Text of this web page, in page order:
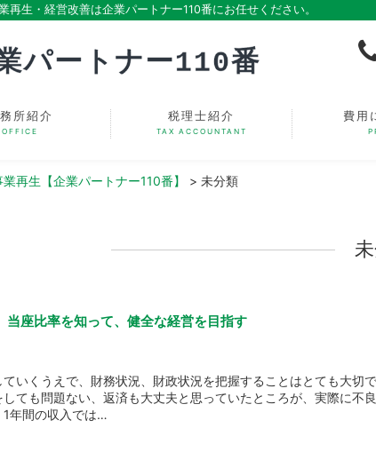
再生・経営改善は企業パートナー110番にお任せください。
所紹介
OFFICE
税理士紹介
TAX ACCOUNTANT
費用
再生【企業パートナー110番】 > 未分類
当座比率を知って、健全な経営を目指す
いくうえで、財務状況、財政状況を把握することはとても大切
しても問題ない、返済も大丈夫と思っていたところが、実際に不
1年間の収入では…